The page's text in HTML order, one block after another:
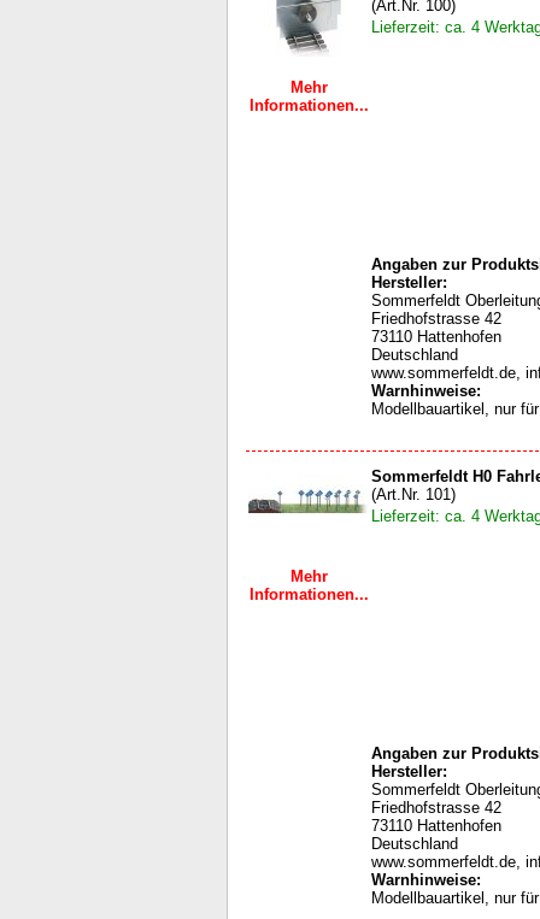
Mehr
Informationen...
(Art.Nr. 100)
Lieferzeit: ca. 4
Angaben zur
Hersteller:
Sommerfeldt
Friedhofstrasse 42
73110 Hattenhofen
Deutschland
www.sommerfeldt.de,
Warnhinweise:
Modellbauartikel, nur
Mehr
Informationen...
Sommerfeldt H0
(Art.Nr. 101)
Lieferzeit: ca. 4
Angaben zur
Hersteller:
Sommerfeldt
Friedhofstrasse 42
73110 Hattenhofen
Deutschland
www.sommerfeldt.de,
Warnhinweise:
Modellbauartikel, nur